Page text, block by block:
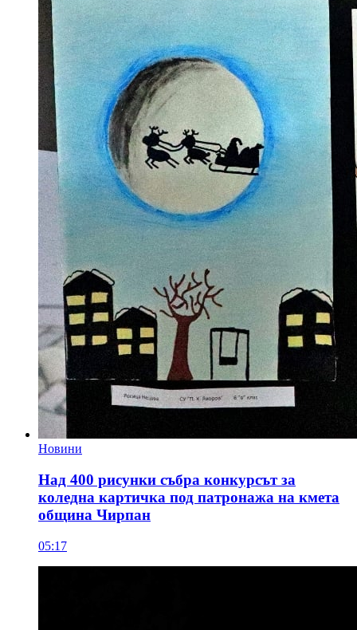
Новини
Над 400 рисунки събра конкурсът за
коледна картичка под патронажа на кмета
община Чирпан
05:17